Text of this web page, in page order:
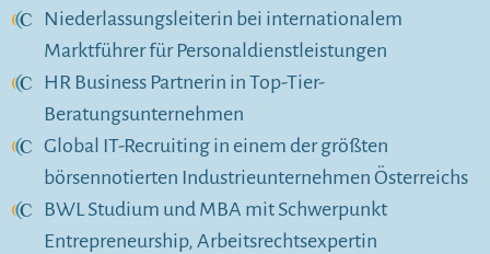
Niederlassungsleiterin bei internationalem
Marktführer für Personaldienstleistungen
HR Business Partnerin in Top-Tier-
Beratungsunternehmen
Global IT-Recruiting in einem der größten
börsennotierten Industrieunternehmen Österreichs
BWL Studium und MBA mit Schwerpunkt
Entrepreneurship, Arbeitsrechtsexpertin